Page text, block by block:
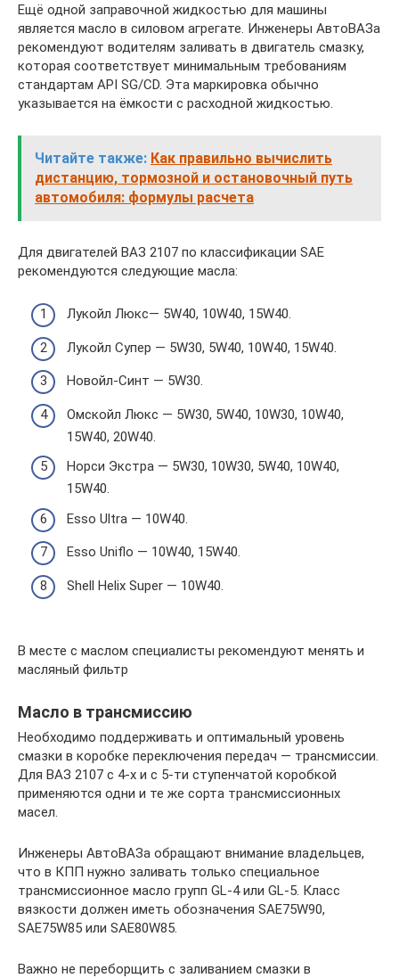
Ещё одной заправочной жидкостью для машины
является масло в силовом агрегате. Инженеры АвтоВАЗа
рекомендуют водителям заливать в двигатель смазку,
которая соответствует минимальным требованиям
стандартам API SG/CD. Эта маркировка обычно
указывается на ёмкости с расходной жидкостью.
Читайте также: Как правильно вычислить
дистанцию, тормозной и остановочный путь
автомобиля: формулы расчета
Для двигателей ВАЗ 2107 по классификации SAE
рекомендуются следующие масла:
Лукойл Люкс— 5W40, 10W40, 15W40.
Лукойл Супер — 5W30, 5W40, 10W40, 15W40.
Новойл-Синт — 5W30.
Омскойл Люкс — 5W30, 5W40, 10W30, 10W40,
15W40, 20W40.
Норси Экстра — 5W30, 10W30, 5W40, 10W40,
15W40.
Esso Ultra — 10W40.
Esso Uniflo — 10W40, 15W40.
Shell Helix Super — 10W40.
В месте с маслом специалисты рекомендуют менять и
масляный фильтр
Масло в трансмиссию
Необходимо поддерживать и оптимальный уровень
смазки в коробке переключения передач — трансмиссии.
Для ВАЗ 2107 с 4-х и с 5-ти ступенчатой коробкой
применяются одни и те же сорта трансмиссионных
масел.
Инженеры АвтоВАЗа обращают внимание владельцев,
что в КПП нужно заливать только специальное
трансмиссионное масло групп GL-4 или GL-5. Класс
вязкости должен иметь обозначения SAE75W90,
SAE75W85 или SAE80W85.
Важно не переборщить с заливанием смазки в